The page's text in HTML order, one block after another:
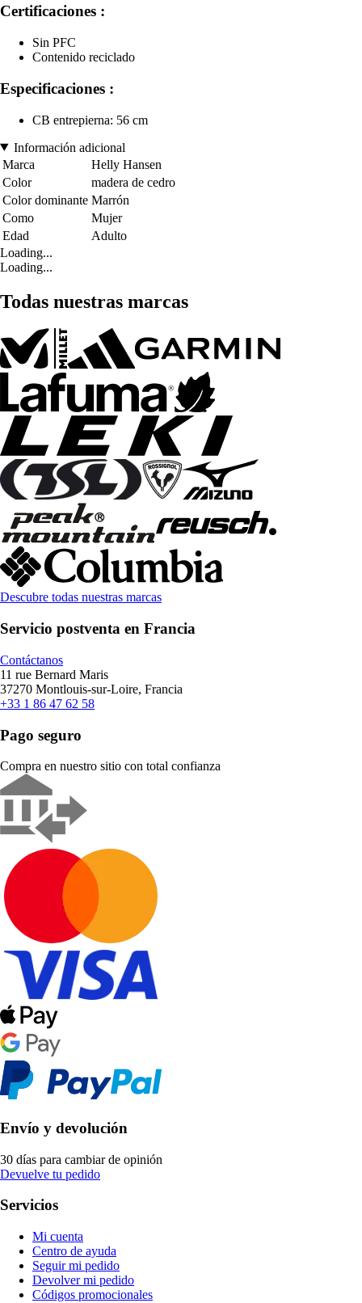
Certificaciones :
Sin PFC
Contenido reciclado
Especificaciones :
CB entrepierna: 56 cm
Información adicional
Marca
Helly Hansen
Color
madera de cedro
Color dominante Marrón
Como
Mujer
Edad
Adulto
Loading...
Loading...
Todas nuestras marcas
Descubre todas nuestras marcas
Servicio postventa en Francia
Contáctanos
11 rue Bernard Maris
37270 Montlouis-sur-Loire, Francia
+33 1 86 47 62 58
Pago seguro
Compra en nuestro sitio con total confianza
Envío y devolución
30 días para cambiar de opinión
Devuelve tu pedido
Servicios
Mi cuenta
Centro de ayuda
Seguir mi pedido
Devolver mi pedido
Códigos promocionales